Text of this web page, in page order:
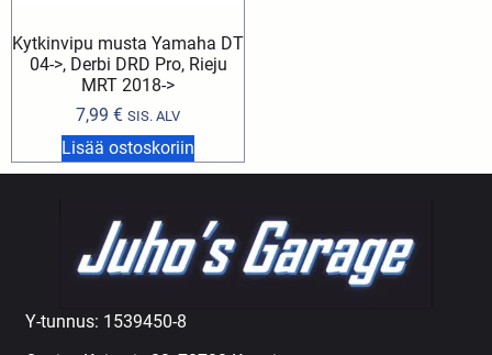
Kytkinvipu musta Yamaha DT
04->, Derbi DRD Pro, Rieju
MRT 2018->
7,99 € SIS. ALV
Lisää ostoskoriin
Y-tunnus: 1539450-8